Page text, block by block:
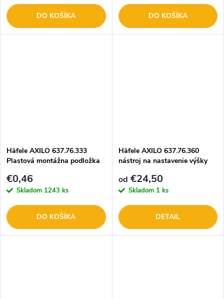
DO KOŠÍKA DO KOŠÍKA
Häfele AXILO 637.76.333
Plastová montážna podložka
priskrutkovanie
€0,46
Skladom 1243 ks
DO KOŠÍKA
Häfele AXILO 637.76.360
nástroj na nastavenie výšky
od €24,50
Skladom 1 ks
DETAIL